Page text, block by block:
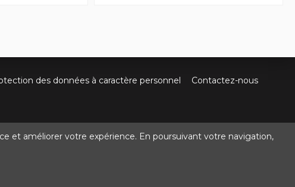
des données à caractère personnel
Contactez-nous
et améliorer votre expérience. En poursuivant votre navigation,